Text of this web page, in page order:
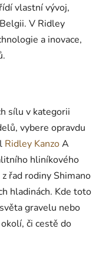
vlastní vývoj,
V Ridley
a inovace,
sílu v kategorii
vybere opravdu
Ridley KanzoA
hliníkového
řad rodiny Shimano
hladinách. Kde toto
gravelu nebo
či cestě do